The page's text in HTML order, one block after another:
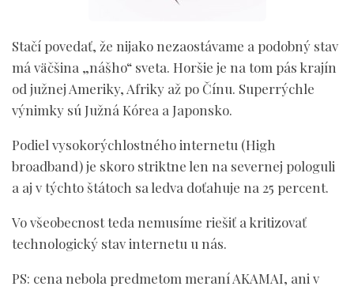
Stačí povedať, že nijako nezaostávame a podobný stav
má väčšina „nášho“ sveta. Horšie je na tom pás krajín
od južnej Ameriky, Afriky až po Čínu. Superrýchle
výnimky sú Južná Kórea a Japonsko.
Podiel vysokorýchlostného internetu (High
broadband) je skoro striktne len na severnej pologuli
a aj v týchto štátoch sa ledva doťahuje na 25 percent.
Vo všeobecnost teda nemusíme riešiť a kritizovať
technologický stav internetu u nás.
PS: cena nebola predmetom meraní AKAMAI, ani v